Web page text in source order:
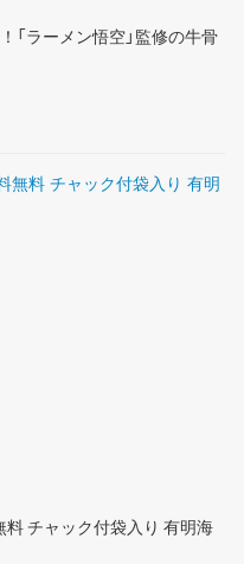
「ラーメン悟空」監修の牛骨
料 チャック付袋入り 有明海